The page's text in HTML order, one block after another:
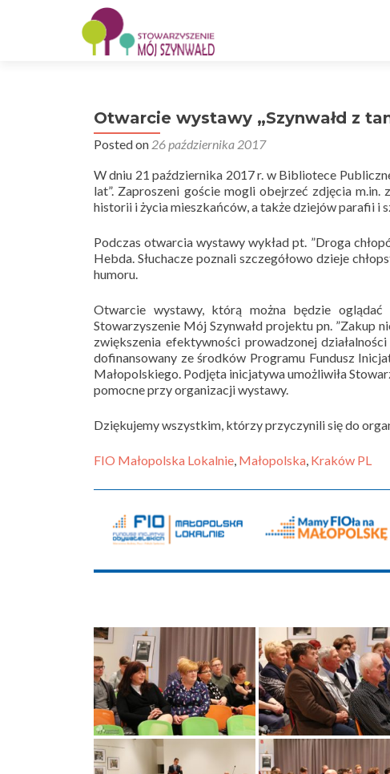
Otwarcie wystawy „Szynwałd z
Posted on 26 października 2017
W dniu 21 października 2017 r. w Bibliotece
lat”. Zaproszeni goście mogli obejrzeć zdjęcia
historii i życia mieszkańców, a także dziejów parafii i
Podczas otwarcia wystawy wykład pt. ”Droga
Hebda. Słuchacze poznali szczegółowo dzieje
humoru.
Otwarcie wystawy, którą można będzie
Stowarzyszenie Mój Szynwałd projektu pn. ”Zakup
zwiększenia efektywności prowadzonej
dofinansowany ze środków Programu Fundusz
Małopolskiego. Podjęta inicjatywa umożliwiła
pomocne przy organizacji wystawy.
Dziękujemy wszystkim, którzy przyczynili się do
FIO Małopolska Lokalnie, Małopolska, Kraków PL